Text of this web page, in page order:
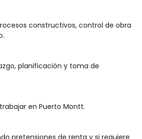
constructivos, control de obra
planificación y toma de
en Puerto Montt.
pretensiones de renta y si requiere